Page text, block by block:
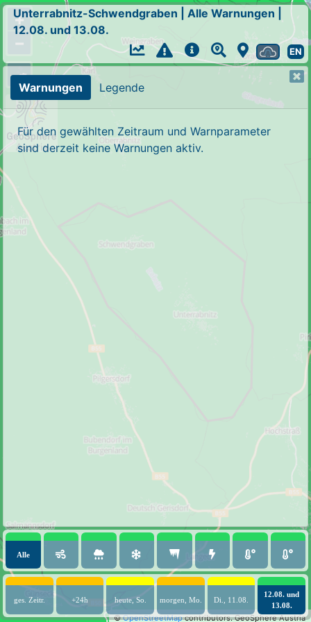
+
−
©OpenStreetMapcontributors. GeoSphere Austria
Unterrabnitz-Schwendgraben Alle Warnungen
12.08. und 13.08.
EN
Warnungen Legende
Für den gewählten Zeitraum und Warnparameter
sind derzeit keine Warnungen aktiv.
Alle
ges. Zeitr. +24h heute, So. morgen, Mo. Di., 11.08.
12.08. und
13.08.